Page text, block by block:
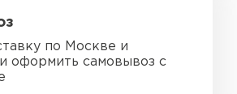
по Москве и
оформить самовывоз с